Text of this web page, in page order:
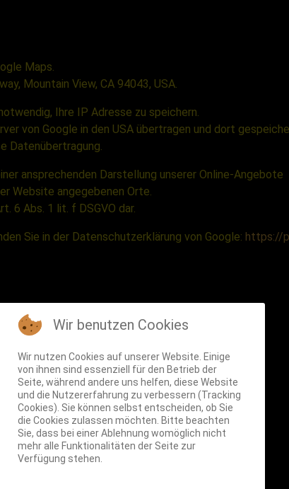
Maps.
Mountain View, CA 94043, USA.
Ihre IP Adresse zu speichern.
von Google in den USA übertragen und dort
Datenübertragung.
ansprechenden Darstellung unserer Online-Angebote
Website angegebenen Orte.
6 Abs. 1 lit. f DSGVO dar.
Sie in der Datenschutzerklärung von Google: https://
personenbezogenen Daten,
Daten, wenn diese unrichtig
Daten zu verlangen
20 DSGVO),
Wir benutzen Cookies
Wir nutzen Cookies auf unserer Website. Einige
von ihnen sind essenziell für den Betrieb der
Seite, während andere uns helfen, diese Website
und die Nutzererfahrung zu verbessern (Tracking
Cookies). Sie können selbst entscheiden, ob Sie
die Cookies zulassen möchten. Bitte beachten
Sie, dass bei einer Ablehnung womöglich nicht
mehr alle Funktionalitäten der Seite zur
Verfügung stehen.